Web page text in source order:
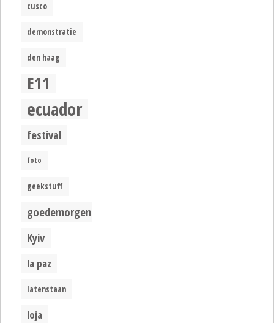
cusco
demonstratie
den haag
E11
ecuador
festival
foto
geekstuff
goedemorgen
Kyiv
la paz
latenstaan
loja